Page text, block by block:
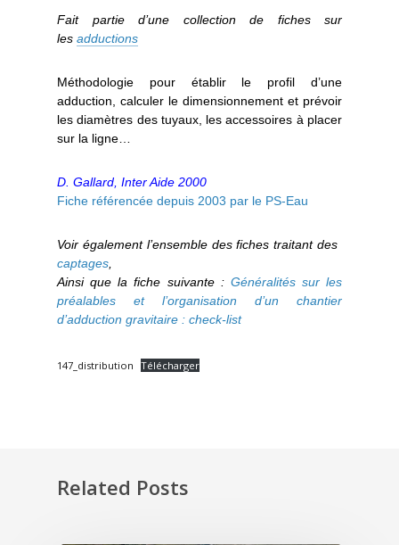
Fait partie d’une collection de fiches sur
les adductions
Méthodologie pour établir le profil d’une
adduction, calculer le dimensionnement et prévoir
les diamètres des tuyaux, les accessoires à placer
sur la ligne…
D. Gallard, Inter Aide 2000
Fiche référencée depuis 2003 par le PS-Eau
Voir également l’ensemble des fiches traitant des
captages
Ainsi que la fiche suivante : Généralités sur les
préalables et l’organisation d’un chantier
d’adduction gravitaire : check-list
147_distribution Télécharger
Related Posts